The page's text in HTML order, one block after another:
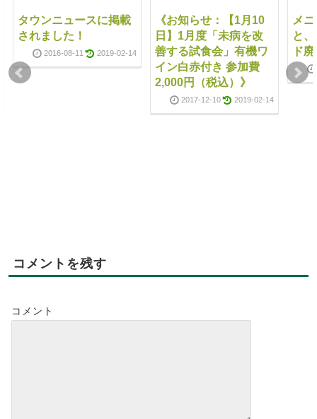
タウンニュースに掲載
されました！
2016-08-11 2019-02-14
《お知らせ：【1月10
日】1月度「未病を改
善する試食会」有機ワ
イン白赤付き 参加費
2,000円（税込）》
2017-12-10 2019-02-14
メ
と
ド
コメントを残す
コメント